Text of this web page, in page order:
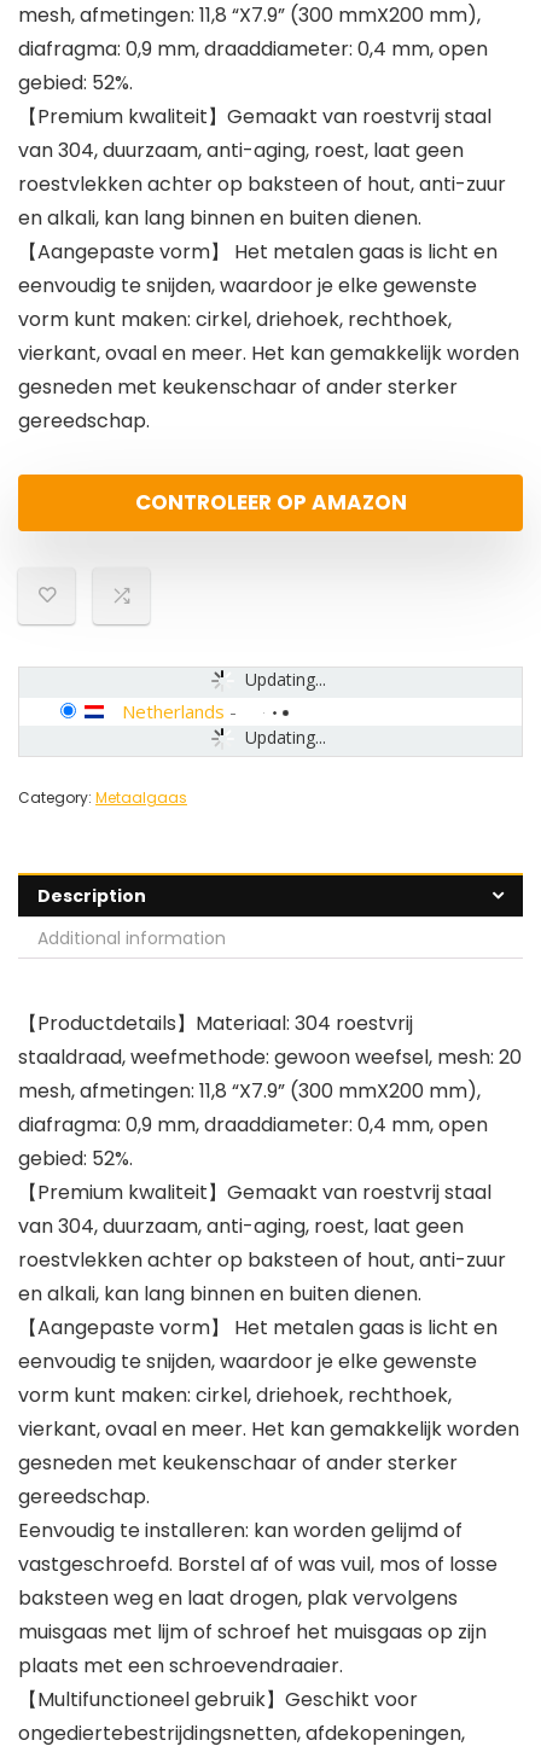
mesh, afmetingen: 11,8 “X7.9” (300 mmX200 mm),
diafragma: 0,9 mm, draaddiameter: 0,4 mm, open
gebied: 52%.
【Premium kwaliteit】Gemaakt van roestvrij staal
van 304, duurzaam, anti-aging, roest, laat geen
roestvlekken achter op baksteen of hout, anti-zuur
en alkali, kan lang binnen en buiten dienen.
【Aangepaste vorm】 Het metalen gaas is licht en
eenvoudig te snijden, waardoor je elke gewenste
vorm kunt maken: cirkel, driehoek, rechthoek,
vierkant, ovaal en meer. Het kan gemakkelijk worden
gesneden met keukenschaar of ander sterker
gereedschap.
CONTROLEER OP AMAZON
Updating...
Updating...
Netherlands -
Category: Metaalgaas
Description
Additional information
【Productdetails】Materiaal: 304 roestvrij
staaldraad, weefmethode: gewoon weefsel, mesh: 20
mesh, afmetingen: 11,8 “X7.9” (300 mmX200 mm),
diafragma: 0,9 mm, draaddiameter: 0,4 mm, open
gebied: 52%.
【Premium kwaliteit】Gemaakt van roestvrij staal
van 304, duurzaam, anti-aging, roest, laat geen
roestvlekken achter op baksteen of hout, anti-zuur
en alkali, kan lang binnen en buiten dienen.
【Aangepaste vorm】 Het metalen gaas is licht en
eenvoudig te snijden, waardoor je elke gewenste
vorm kunt maken: cirkel, driehoek, rechthoek,
vierkant, ovaal en meer. Het kan gemakkelijk worden
gesneden met keukenschaar of ander sterker
gereedschap.
Eenvoudig te installeren: kan worden gelijmd of
vastgeschroefd. Borstel af of was vuil, mos of losse
baksteen weg en laat drogen, plak vervolgens
muisgaas met lijm of schroef het muisgaas op zijn
plaats met een schroevendraaier.
【Multifunctioneel gebruik】Geschikt voor
ongediertebestrijdingsnetten, afdekopeningen,